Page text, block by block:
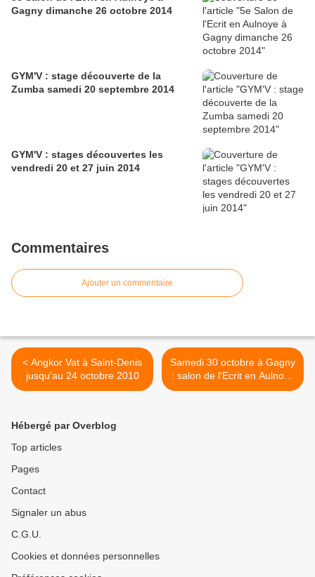
Gagny dimanche 26 octobre 2014
GYM'V : stage découverte de la
Zumba samedi 20 septembre 2014
GYM'V : stages découvertes les
vendredi 20 et 27 juin 2014
Commentaires
Ajouter un commentaire
< Angkor Vat à Saint-Denis
jusqu'au 24 octobre 2010
Samedi 30 octobre à Gagny
: salon de l'Ecrit en Aulnoye
>
Hébergé par Overblog
Top articles
Pages
Contact
Signaler un abus
C.G.U.
Cookies et données personnelles